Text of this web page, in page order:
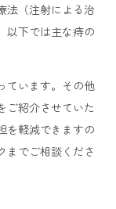
法（注射による治
以下では主な痔の
ています。その他
ご紹介させていた
を軽減できますの
までご相談くださ